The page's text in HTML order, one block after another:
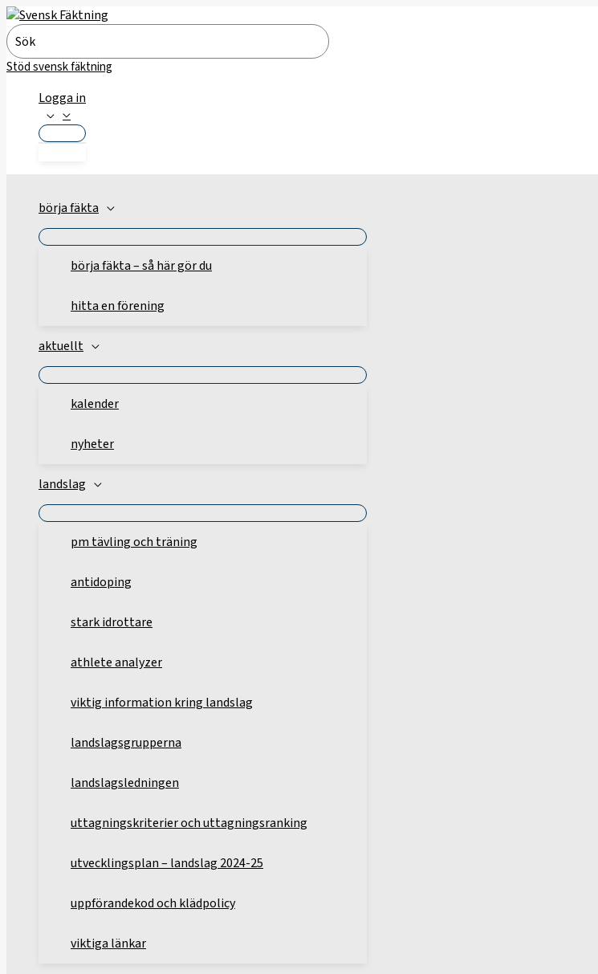
Hoppa
till
innehåll
Search
for:
Stöd svensk fäktning
Logga in
börja fäkta
börja fäkta – så här gör du
hitta en förening
aktuellt
kalender
nyheter
landslag
pm tävling och träning
antidoping
stark idrottare
athlete analyzer
viktig information kring landslag
landslagsgrupperna
landslagsledningen
uttagningskriterier och uttagningsranking
utvecklingsplan – landslag 2024-25
uppförandekod och klädpolicy
viktiga länkar